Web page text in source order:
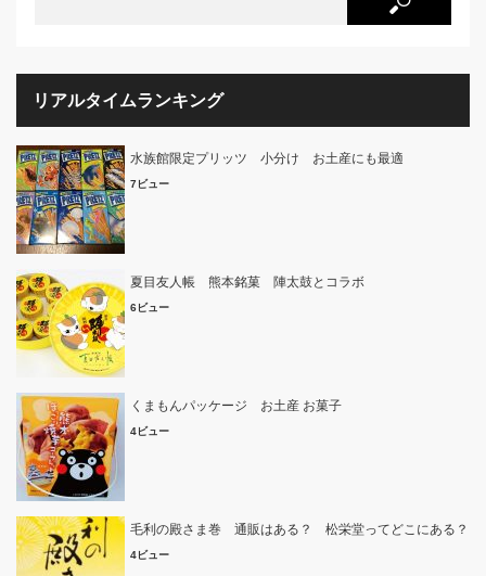
リアルタイムランキング
水族館限定プリッツ 小分け お土産にも最適
7ビュー
夏目友人帳 熊本銘菓 陣太鼓とコラボ
6ビュー
くまもんパッケージ お土産 お菓子
4ビュー
毛利の殿さま巻 通販はある？ 松栄堂ってどこにある？
4ビュー